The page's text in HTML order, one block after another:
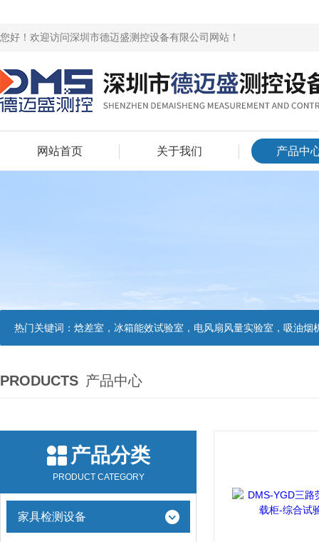
您好！欢迎访问深圳市德迈盛测控设备有限公司网站！
网站首页 关于我们 产品中
热门关键词： 焓差室，冰箱能效试验室，电风扇风量实验室，吸油烟机油脂分离度试验装置，吸油烟机空气性能试验装置，吸油烟机气味
PRODUCTS 产品中心
产品分类
PRODUCT CATEGORY
家具检测设备